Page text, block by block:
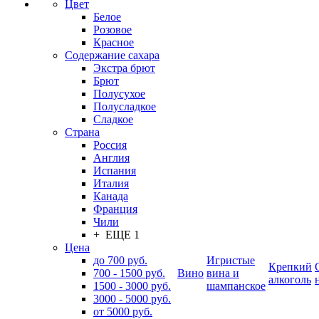
Цвет
Белое
Розовое
Красное
Содержание сахара
Экстра брют
Брют
Полусухое
Полусладкое
Сладкое
Страна
Россия
Англия
Испания
Италия
Канада
Франция
Чили
+ ЕЩЕ 1
Цена
до 700 руб.
700 - 1500 руб.
1500 - 3000 руб.
3000 - 5000 руб.
от 5000 руб.
Вино
Игристые
вина и
шампанское
Крепкий
алкоголь